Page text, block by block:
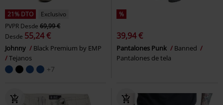
21% DTO
Exclusivo
PVPR Desde 69,99 €
Desde 55,24 €
Johnny
Black Premium by EMP
Tejanos
+7
%
39,94 €
Pantalones Punk
Banned
Pantalones de tela